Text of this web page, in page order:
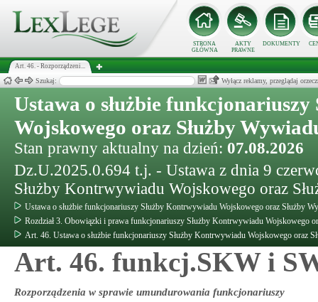
STRONA
GŁÓWNA
AKTY
PRAWNE
DOKUMENTY
Art. 46. - Rozporządzeni...
Szukaj: Wyłącz reklamy, przeglądaj
Ustawa o służbie
Wojskowego oraz Służby
Stan prawny aktualny na dzień: 07.08.2026
Dz.U.2025.0.694 t.j. - Ustawa z dnia 9
Służby Kontrwywiadu Wojskowego oraz
Ustawa o służbie funkcjonariuszy Służby Kontrwywiadu Wojskowego oraz Służby
Rozdział 3. Obowiązki i prawa funkcjonariuszy Służby Kontrwywiadu Wojskowego
Art. 46. Ustawa o służbie funkcjonariuszy Służby Kontrwywiadu Wojskowego oraz
Art. 46. funkcj.SKW i
Rozporządzenia w sprawie umundurowania funkcjonariuszy